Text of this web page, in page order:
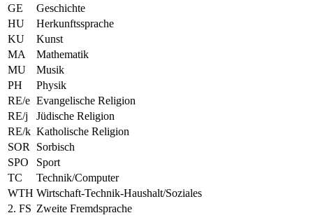
GE
Geschichte
HU
Herkunftssprache
KU
Kunst
MA
Mathematik
MU
Musik
PH
Physik
RE/e Evangelische Religion
RE/j
Jüdische Religion
RE/k Katholische Religion
SOR
Sorbisch
SPO
Sport
TC
Technik/Computer
WTH Wirtschaft-Technik-Haushalt/Soziales
2. FS Zweite Fremdsprache